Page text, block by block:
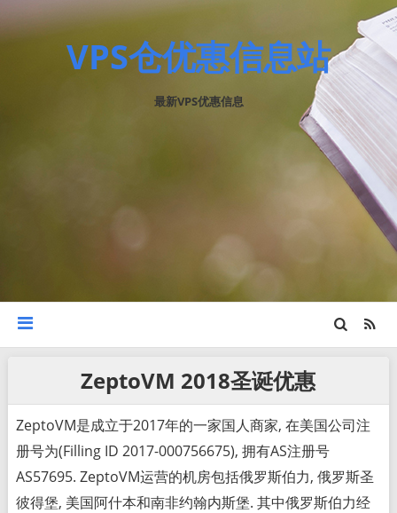
VPS仓优惠信息站
最新VPS优惠信息
ZeptoVM 2018圣诞优惠
ZeptoVM是成立于2017年的一家国人商家, 在美国公司注
册号为(Filling ID 2017-000756675), 拥有AS注册号
AS57695. ZeptoVM运营的机房包括俄罗斯伯力, 俄罗斯圣
彼得堡, 美国阿什本和南非约翰内斯堡. 其中俄罗斯伯力经